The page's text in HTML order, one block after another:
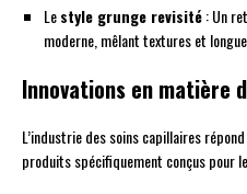
Lestyle grunge revisité: Un
moderne, mêlant textures et
Innovations en matière
L’industrie des soins capillaires
produits spécifiquement conçus pour